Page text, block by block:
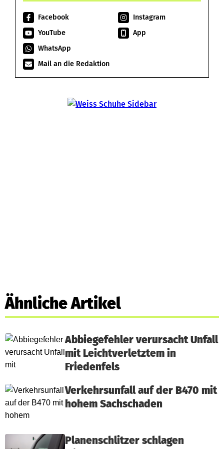
Facebook
Instagram
YouTube
App
WhatsApp
Mail an die Redaktion
Ähnliche Artikel
Abbiegefehler verursacht Unfall
mit Leichtverletztem in
Friedenfels
Verkehrsunfall auf der B470 mit
hohem Sachschaden
Planenschlitzer schlagen